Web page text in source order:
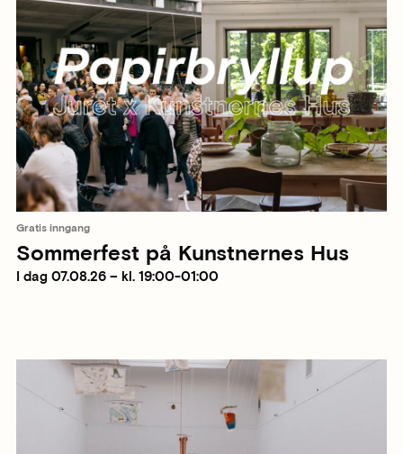
Gratis inngang
Sommerfest på Kunstnernes Hus
I dag 07.08.26 – kl. 19:00-01:00